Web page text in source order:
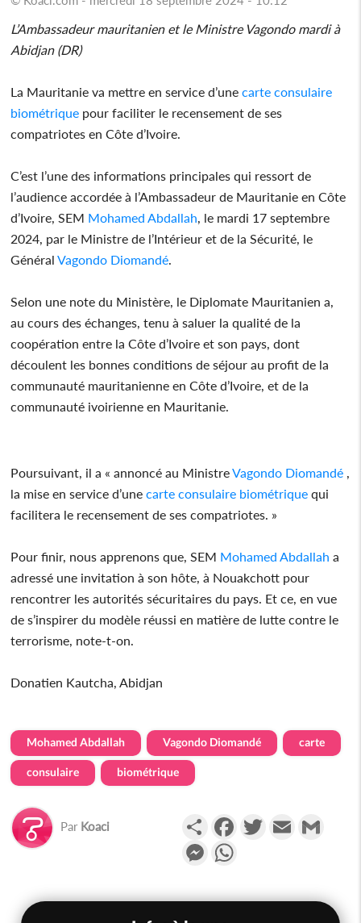
L’Ambassadeur mauritanien et le Ministre Vagondo mardi à
Abidjan (DR)
La Mauritanie va mettre en service d’unecarte consulaire
biométrique pour faciliter le recensement de ses
compatriotes en Côte d’Ivoire.
C’est l’une des informations principales qui ressort de
l’audience accordée à l’Ambassadeur de Mauritanie en Côte
d’Ivoire, SEM Mohamed Abdallah , le mardi 17 septembre
2024, par le Ministre de l’Intérieur et de la Sécurité, le
GénéralVagondo Diomandé
Selon une note du Ministère, le Diplomate Mauritanien a,
au cours des échanges, tenu à saluer la qualité de la
coopération entre la Côte d’Ivoire et son pays, dont
découlent les bonnes conditions de séjour au profit de la
communauté mauritanienne en Côte d’Ivoire, et de la
communauté ivoirienne en Mauritanie.
Poursuivant, il a « annoncé au MinistreVagondo Diomandé
la mise en service d’unecarte consulaire biométrique qui
facilitera le recensement de ses compatriotes. »
Pour finir, nous apprenons que, SEM Mohamed Abdallah a
adressé une invitation à son hôte, à Nouakchott pour
rencontrer les autorités sécuritaires du pays. Et ce, en vue
de s’inspirer du modèle réussi en matière de lutte contre le
terrorisme, note-t-on.
Donatien Kautcha, Abidjan
Mohamed Abdallah Vagondo Diomandé carte
consulaire biométrique
Par Koaci PartagerFacebookTwitterEmail
Messenger